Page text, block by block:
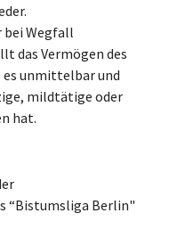
bei Wegfall
das Vermögen des
es unmittelbar und
mildtätige oder
hat.
“Bistumsliga Berlin"